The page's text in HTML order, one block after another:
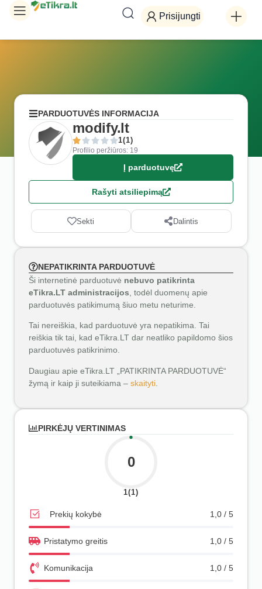
Prisijungti
PARDUOTUVĖS INFORMACIJA
modify.lt
1(1)
Profilio peržiūros: 19
Į parduotuvę
Rašyti atsiliepimą
Sekti Dalintis
NEPATIKRINTA PARDUOTUVĖ
Ši internetinė parduotuvė nebuvo patikrinta
eTikra.LT administracijos , todėl duomenų apie
parduotuvės patikimumą šiuo metu neturime.
Tai nereiškia, kad parduotuvė yra nepatikima. Tai
reiškia tik tai, kad eTikra.LT dar neatliko papildomo šios
parduotuvės patikrinimo.
Daugiau apie eTikra.LT „PATIKRINTA PARDUOTUVĖ“
žymą ir kaip ji suteikiama – skaityti
PIRKĖJŲ VERTINIMAS
0
1(1)
Prekių kokybė 1,0 / 5
Pristatymo greitis 1,0 / 5
Komunikacija 1,0 / 5